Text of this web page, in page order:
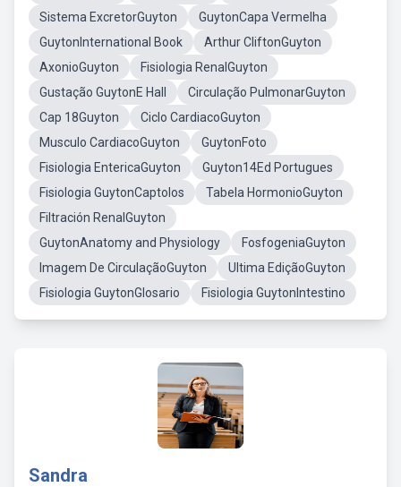
Sistema ExcretorGuyton
GuytonCapa Vermelha
GuytonInternational Book
Arthur CliftonGuyton
AxonioGuyton
Fisiologia RenalGuyton
Gustação GuytonE Hall
Circulação PulmonarGuyton
Cap 18Guyton
Ciclo CardiacoGuyton
Musculo CardiacoGuyton
GuytonFoto
Fisiologia EntericaGuyton
Guyton14Ed Portugues
Fisiologia GuytonCaptolos
Tabela HormonioGuyton
Filtración RenalGuyton
GuytonAnatomy and Physiology
FosfogeniaGuyton
Imagem De CirculaçãoGuyton
Ultima EdiçãoGuyton
Fisiologia GuytonGlosario
Fisiologia GuytonIntestino
Sandra